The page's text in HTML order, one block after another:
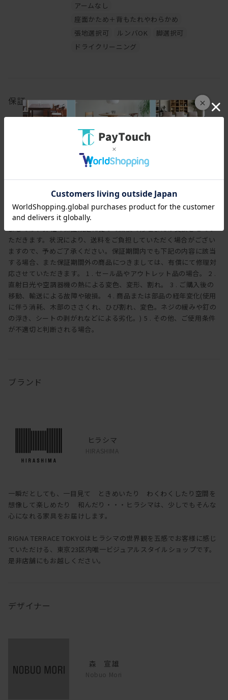
×
アームなし
座面かため＋背もたれやわらかめ
張地選択可
ルンバOK
脚選択可
ドライクリーニング
保証
より3年間の製品保証を致します。また製品に付属する照明やコン
セントなどの電気用品に関しましては、1年間の保証を致します。
万一製造上、および構造設計上の欠陥による不良、破損などにつき
ましては、弊社の保証規定に従って無償で修理または交換させてい
ただきます。状況により、送料をご負担していただく場合がござい
ますので、予めご了承ください。保証期間内でも下記の内容に該当
する場合、また保証期間外の商品につきましては、有償にて修理対
応させていただきます。 1 . セール品やアウトレット品の場合。 2 .
直射日光や空調器機の熱による変色、変形、割れ。 3 . ご購入後の
移動、輸送による故障や破損。 4 . 商品または部品の経年変化(使用
に伴う消耗、木部のささくれ、ひび割れ、変色。ネジの緩みや釘の
の浮き、シートの剥がれなどによる劣化。) 5 . その他、ご使用条件
が不適切と判断される場合。
ブランド
ヒラシマ
HIRASHIMA
一瞬だとしても、一目見て ときめいたり わくわくしたり空間を
想像して楽しめたり 和んだり・・・ヒラシマは、少しでもそんな
心になれる家具をお届けします。
RIGNA TERRACE TOKYOはヒラシマの世界観を五感でお客様に感じ
ていただける、東京23区内唯一ビジュアルスタイルショップです。
是非店舗にもお越しください。
デザイナー
森 宣雄
Nobuo Mori